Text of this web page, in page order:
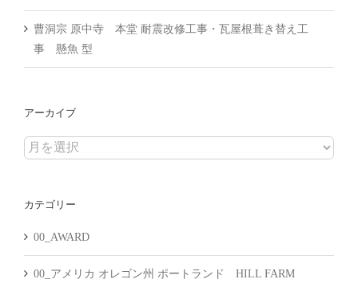
曹洞宗 原中寺 本堂 耐震改修工事・瓦屋根葺き替え工
事 懸魚 型
アーカイブ
ア
イ
カテゴリー
00_AWARD
00_アメリカ オレゴン州 ポートランド HILL FARM